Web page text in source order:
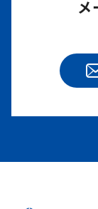
メ